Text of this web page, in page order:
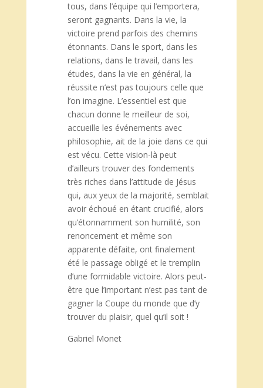
tous, dans l’équipe qui l’emportera,
seront gagnants. Dans la vie, la
victoire prend parfois des chemins
étonnants. Dans le sport, dans les
relations, dans le travail, dans les
études, dans la vie en général, la
réussite n’est pas toujours celle que
l’on imagine. L’essentiel est que
chacun donne le meilleur de soi,
accueille les événements avec
philosophie, ait de la joie dans ce qui
est vécu. Cette vision-là peut
d’ailleurs trouver des fondements
très riches dans l’attitude de Jésus
qui, aux yeux de la majorité, semblait
avoir échoué en étant crucifié, alors
qu’étonnamment son humilité, son
renoncement et même son
apparente défaite, ont finalement
été le passage obligé et le tremplin
d’une formidable victoire. Alors peut-
être que l’important n’est pas tant de
gagner la Coupe du monde que d’y
trouver du plaisir, quel qu’il soit !
Gabriel Monet